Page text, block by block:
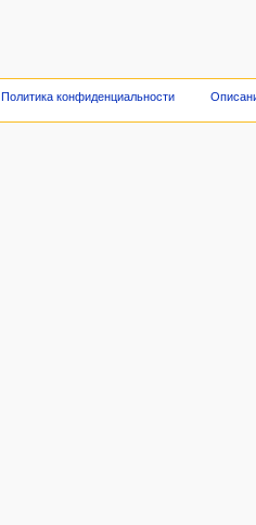
Политика конфиденциальности